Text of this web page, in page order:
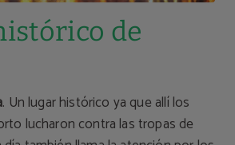
de
. Un lugar histórico ya que allí los
lucharon contra las tropas de